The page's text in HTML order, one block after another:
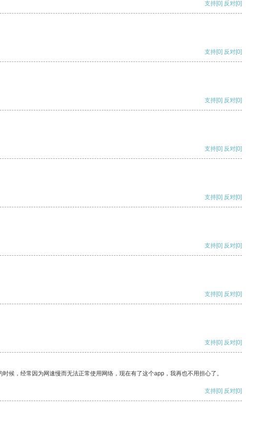
支持[0] 反对[0]
支持[0] 反对[0]
支持[0] 反对[0]
支持[0] 反对[0]
支持[0] 反对[0]
支持[0] 反对[0]
支持[0] 反对[0]
支持[0] 反对[0]
候，经常因为网速慢而无法正常使用网络，现在有了这个app，我再也不用担心了。
支持[0] 反对[0]